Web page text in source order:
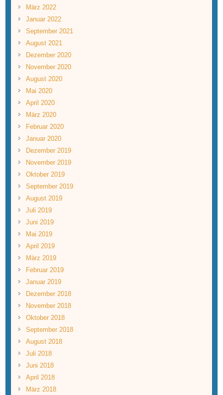
März 2022
Januar 2022
September 2021
August 2021
Dezember 2020
November 2020
August 2020
Mai 2020
April 2020
März 2020
Februar 2020
Januar 2020
Dezember 2019
November 2019
Oktober 2019
September 2019
August 2019
Juli 2019
Juni 2019
Mai 2019
April 2019
März 2019
Februar 2019
Januar 2019
Dezember 2018
November 2018
Oktober 2018
September 2018
August 2018
Juli 2018
Juni 2018
April 2018
März 2018